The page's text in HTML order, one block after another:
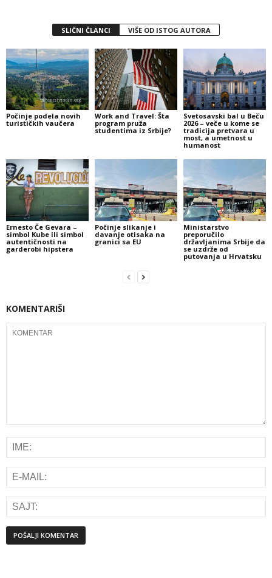
SLIČNI ČLANCI VIŠE OD ISTOG AUTORA
Počinje podela novih
turističkih vaučera
Work and Travel: Šta
program pruža
studentima iz Srbije?
Svetosavski bal u Beču
2026 – veče u kome se
tradicija pretvara u
most, a umetnost u
humanost
Ernesto Če Gevara –
simbol Kube ili simbol
autentičnosti na
garderobi hipstera
Počinje slikanje i
davanje otisaka na
granici sa EU
Ministarstvo
preporučilo
državljanima Srbije da
se uzdrže od
putovanja u Hrvatsku
KOMENTARIŠI